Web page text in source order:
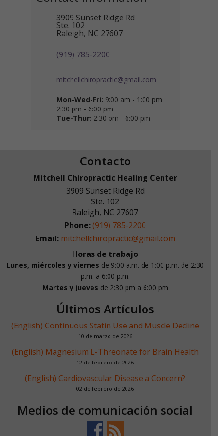
3909 Sunset Ridge Rd
Ste. 102
Raleigh, NC 27607
(919) 785-2200
mitchellchiropractic@gmail.com
Mon-Wed-Fri: 9:00 am - 1:00 pm
2:30 pm - 6:00 pm
Tue-Thur: 2:30 pm - 6:00 pm
Contacto
Mitchell Chiropractic Healing Center
3909 Sunset Ridge Rd
Ste. 102
Raleigh, NC 27607
Phone: (919) 785-2200
Email: mitchellchiropractic@gmail.com
Horas de trabajo
Lunes, miércoles y viernes de 9:00 a.m. de 1:00 p.m. de 2:30
p.m. a 6:00 p.m.
Martes y jueves de 2:30 pm a 6:00 pm
Últimos Artículos
(English) Continuous Statin Use and Muscle Decline
10 de marzo de 2026
(English) Magnesium L-Threonate for Brain Health
12 de febrero de 2026
(English) Cardiovascular Disease a Concern?
02 de febrero de 2026
Medios de comunicación social